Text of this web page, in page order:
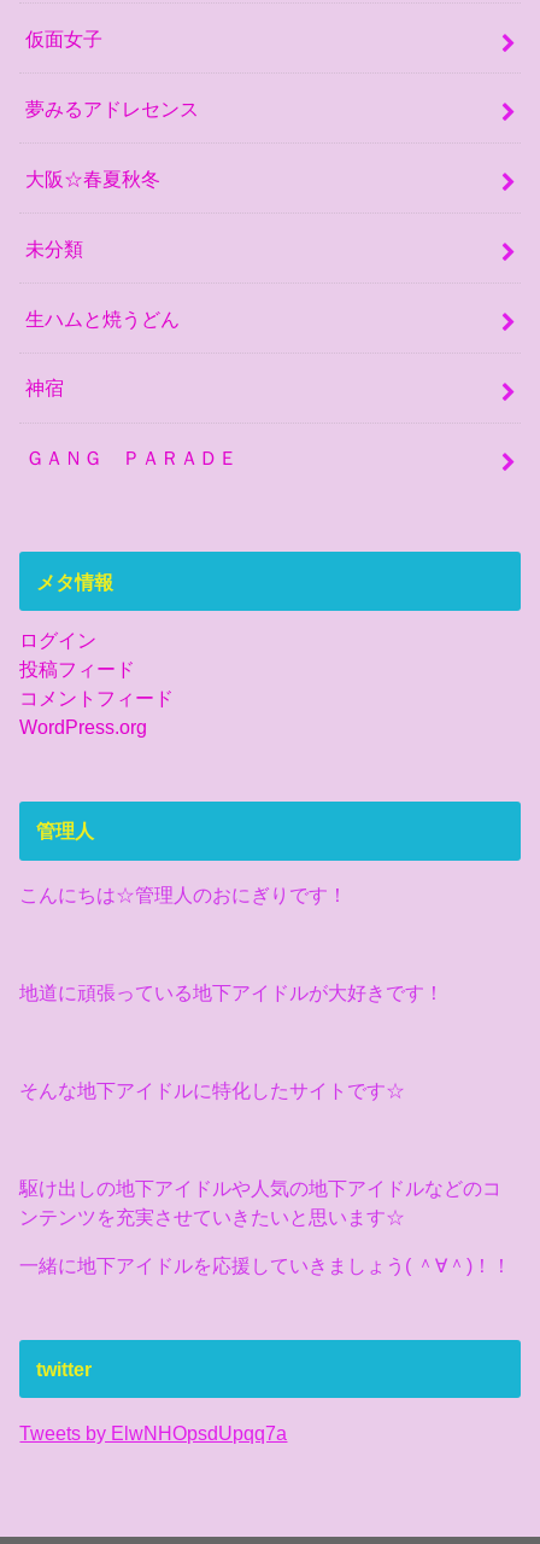
仮面女子
夢みるアドレセンス
大阪☆春夏秋冬
未分類
生ハムと焼うどん
神宿
ＧＡＮＧ ＰＡＲＡＤＥ
メタ情報
ログイン
投稿フィード
コメントフィード
WordPress.org
管理人
こんにちは☆管理人のおにぎりです！
地道に頑張っている地下アイドルが大好きです！
そんな地下アイドルに特化したサイトです☆
駆け出しの地下アイドルや人気の地下アイドルなどのコ
ンテンツを充実させていきたいと思います☆
一緒に地下アイドルを応援していきましょう( ＾∀＾)！！
twitter
Tweets by ElwNHOpsdUpqq7a